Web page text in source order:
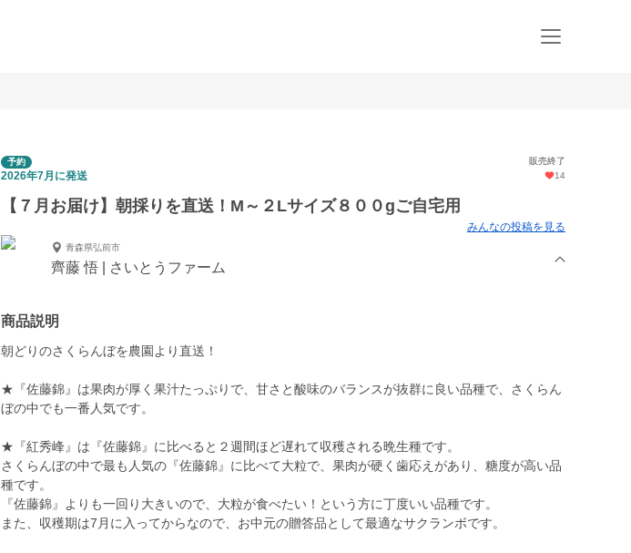
予約 販売終了
2026年7月に発送 14
【７月お届け】朝採りを直送！M～２Lサイズ８００gご自宅用
みんなの投稿を見る
青森県弘前市
齊藤 悟 | さいとうファーム
商品説明
朝どりのさくらんぼを農園より直送！
★『佐藤錦』は果肉が厚く果汁たっぷりで、甘さと酸味のバランスが抜群に良い品種で、さくらん
ぼの中でも一番人気です。
★『紅秀峰』は『佐藤錦』に比べると２週間ほど遅れて収穫される晩生種です。
さくらんぼの中で最も人気の『佐藤錦』に比べて大粒で、果肉が硬く歯応えがあり、糖度が高い品
種です。
『佐藤錦』よりも一回り大きいので、大粒が食べたい！という方に丁度いい品種です。
また、収穫期は7月に入ってからなので、お中元の贈答品として最適なサクランボです。